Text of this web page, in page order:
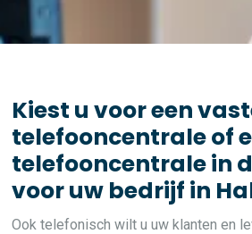
Kiest u voor een
telefooncentrale of
telefooncentrale in
voor uw bedrijf in
Ook telefonisch wilt u uw klanten en